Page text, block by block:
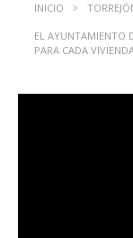
INICIO
EL AYUNTAMIENTO
PARA CADA